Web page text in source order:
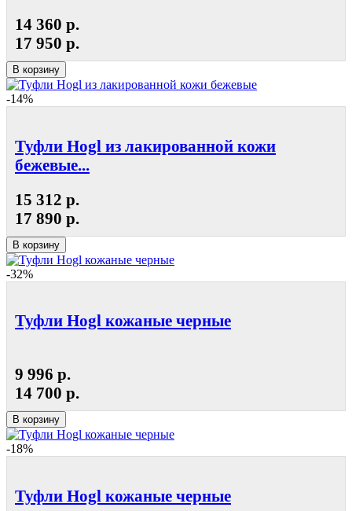
14 360 р.
17 950 р.
В корзину
-14%
Туфли Hogl из лакированной кожи
бежевые...
15 312 р.
17 890 р.
В корзину
-32%
Туфли Hogl кожаные черные
9 996 р.
14 700 р.
В корзину
-18%
Туфли Hogl кожаные черные